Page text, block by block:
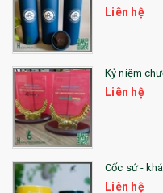
24. QÙA TẶNG PHA LÊ
25. QUÀ TẶNG GLASSLOCK
26. QUÀ TẶNG LUMINARC
28. BỘ ĐỒ ĂN CAO CẤP
29. MÓC KHOÁ
31. TÚI VẢI KHÔNG DỆT
Liên hệ
Kỷ niệm
Liên hệ
Cốc sứ -
Liên hệ